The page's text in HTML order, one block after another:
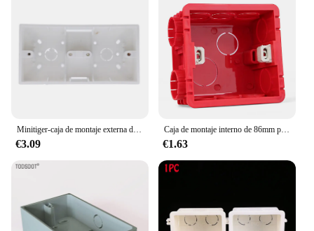
€3.09
Caja de montaje interno de 86mm para equipos eléctricos, caja de pared de montaje externo de 118mm para el hogar, Interruptor táctil inteligente, interruptor wifi
€1.63